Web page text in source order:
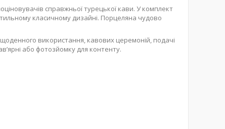
справжньої турецької кави. У комплект
класичному дизайні. Порцеляна чудово
використання, кавових церемоній, подачі
або фотозйомку для контенту.